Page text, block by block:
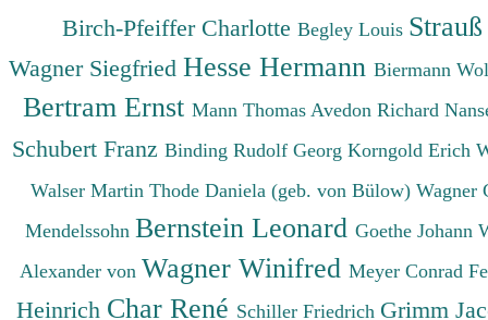
Birch-Pfeiffer CharlotteBegley Louis
Wagner Siegfried Hesse Hermann Biermann
Bertram Ernst Mann Thomas Avedon Richard
Schubert Franz Binding Rudolf Georg Korngold Erich
Walser Martin Thode Daniela (geb. von Bülow) Wagner
Mendelssohn Bernstein Leonard Goethe Johann
Alexander von Wagner Winifred Meyer Conrad
Heinrich Char René Schiller Friedrich Grimm